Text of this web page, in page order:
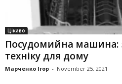
Цікаво
Посудомийна машина:
техніку для дому
Марченко Ігор - November 25, 2021